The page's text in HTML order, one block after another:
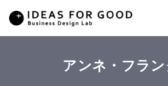
アンネ・フラ